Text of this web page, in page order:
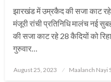
झारखंड में उम्रकैद की सजा काट रहे
मंजूरी रांची प्रतिनिधि मालंच नई
की सजा काट रहे 28 कैदियों को
गुरुवार…
Posted
August 25, 2023 Maalanch Nayi